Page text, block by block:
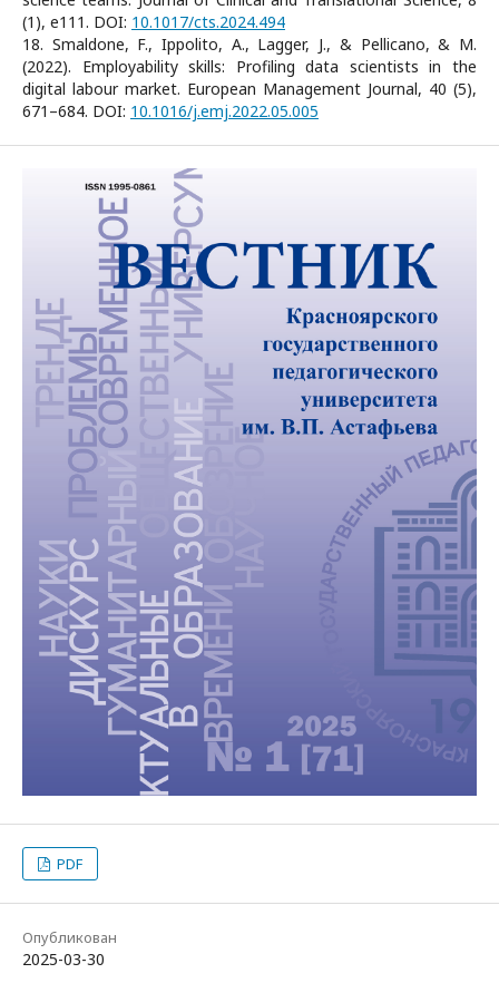
(1), e111. DOI: 10.1017/cts.2024.494
18. Smaldone, F., Ippolito, A., Lagger, J., & Pellicano, & M.
(2022). Employability skills: Profiling data scientists in the
digital labour market. European Management Journal, 40 (5),
671–684. DOI: 10.1016/j.emj.2022.05.005
PDF
Опубликован
2025-03-30